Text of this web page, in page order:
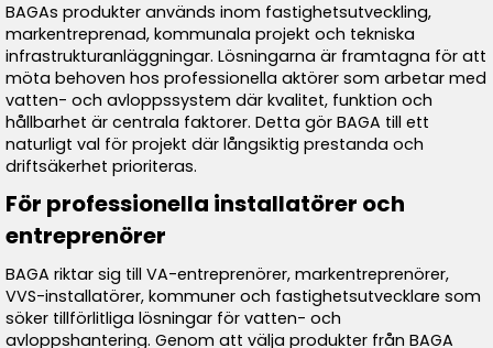
BAGAs produkter används inom fastighetsutveckling,
markentreprenad, kommunala projekt och tekniska
infrastrukturanläggningar. Lösningarna är framtagna för att
möta behoven hos professionella aktörer som arbetar med
vatten- och avloppssystem där kvalitet, funktion och
hållbarhet är centrala faktorer. Detta gör BAGA till ett
naturligt val för projekt där långsiktig prestanda och
driftsäkerhet prioriteras.
För professionella installatörer och
entreprenörer
BAGA riktar sig till VA-entreprenörer, markentreprenörer,
VVS-installatörer, kommuner och fastighetsutvecklare som
söker tillförlitliga lösningar för vatten- och
avloppshantering. Genom att välja produkter från BAGA